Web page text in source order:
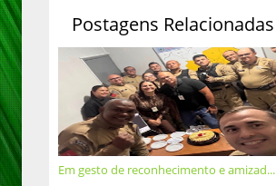
Postagens Relacionadas
Em gesto de reconhecimento e amizad...